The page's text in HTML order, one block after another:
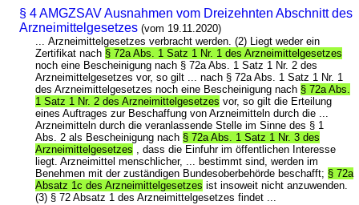
§ 4 AMGZSAV Ausnahmen vom Dreizehnten Abschnitt des
Arzneimittelgesetzes (vom 19.11.2020)
... Arzneimittelgesetzes verbracht werden. (2) Liegt weder ein
Zertifikat nach § 72a Abs. 1 Satz 1 Nr. 1 des Arzneimittelgesetzes
noch eine Bescheinigung nach § 72a Abs. 1 Satz 1 Nr. 2 des
Arzneimittelgesetzes vor, so gilt ... nach § 72a Abs. 1 Satz 1 Nr. 1
des Arzneimittelgesetzes noch eine Bescheinigung nach § 72a Abs.
1 Satz 1 Nr. 2 des Arzneimittelgesetzes vor, so gilt die Erteilung
eines Auftrages zur Beschaffung von Arzneimitteln durch die ...
Arzneimitteln durch die veranlassende Stelle im Sinne des § 1
Abs. 2 als Bescheinigung nach § 72a Abs. 1 Satz 1 Nr. 3 des
Arzneimittelgesetzes , dass die Einfuhr im öffentlichen Interesse
liegt. Arzneimittel menschlicher, ... bestimmt sind, werden im
Benehmen mit der zuständigen Bundesoberbehörde beschafft; § 72a
Absatz 1c des Arzneimittelgesetzes ist insoweit nicht anzuwenden.
(3) § 72 Absatz 1 des Arzneimittelgesetzes findet ...